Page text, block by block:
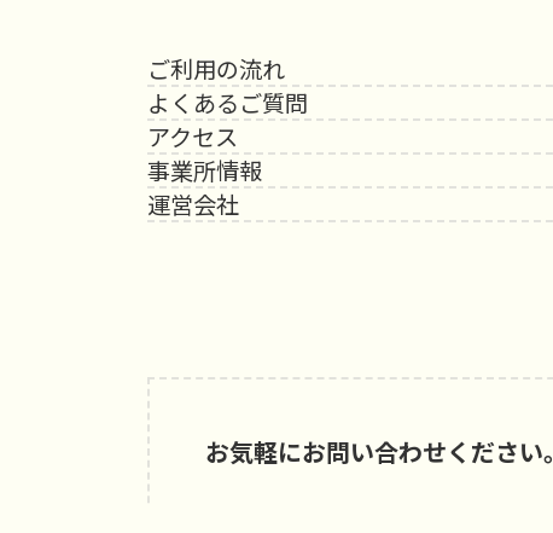
ご利用の流れ
よくあるご質問
アクセス
事業所情報
運営会社
お気軽にお問い合わせください。